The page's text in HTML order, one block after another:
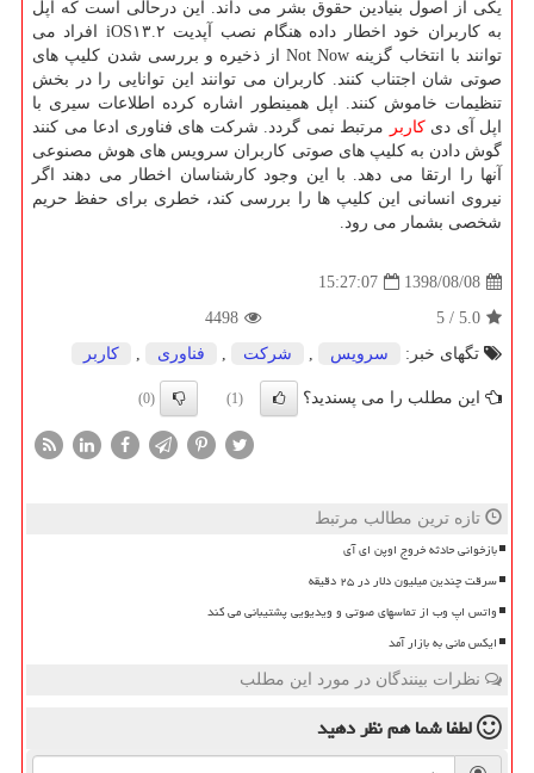
یكی از اصول بنیادین حقوق بشر می داند. این درحالی است كه اپل
به كاربران خود اخطار داده هنگام نصب آپدیت iOS۱۳.۲ افراد می
توانند با انتخاب گزینه Not Now از ذخیره و بررسی شدن كلیپ های
صوتی شان اجتناب كنند. كاربران می توانند این توانایی را در بخش
تنظیمات خاموش كنند. اپل همینطور اشاره كرده اطلاعات سیری با
اپل آی دیكاربر
مرتبط نمی گردد. شركت های فناوری ادعا می كنند
گوش دادن به كلیپ های صوتی كاربران سرویس های هوش مصنوعی
آنها را ارتقا می دهد. با این وجود كارشناسان اخطار می دهند اگر
نیروی انسانی این كلیپ ها را بررسی كند، خطری برای حفظ حریم
شخصی بشمار می رود.
1398/08/08
15:27:07
5.0
/
5
4498
تگهای خبر:
سرویس , شركت , فناوری , كاربر
این مطلب را می پسندید؟ (1)
(0)
تازه ترین مطالب مرتبط
بازخوانی حادثه خروج اوپن ای آی
سرقت چندین میلیون دلار در ۲۵ دقیقه
واتس اپ وب از تماسهای صوتی و ویدیویی پشتیبانی می کند
ایکس مانی به بازار آمد
نظرات بینندگان در مورد این مطلب
لطفا شما همنظر دهید